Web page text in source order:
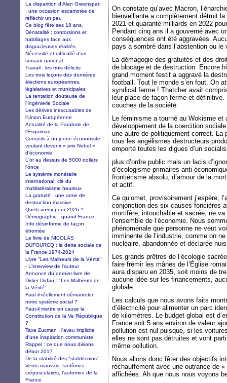
On constate qu’avec Macron,
bienveillante a complètement détruit
2021 et quarante milliards en 2022
Pendant cinq ans il a gouverné avec
conséquences ont été aggravées.
pays a sombré dans l’abstention ou
La démagogie des gratuités et des
de blocage et de destruction. Encore
grand moment festif a aggravé la
football. Tout le monde s’en fout. On
syndical ferme ! Thatcher avait
leur place de façon ferme et
couches de la société.
Le féminisme a tourné au Wokisme
développement de la coercition
une autre de politiquement correct.
tous les angélismes destructeurs
emporté toutes les digues d’un
plus d’ordre public mais un lacis
d’écologisme primaires anti
frontiérisme absolu, d’amour de la
et actif.
Ce qu’omet, provisoirement j’espère,
conjonction des six causes foncières
mortifère, intouchable et sacrée, ne
l’ensemble de l’économie. Nous
phénoménale que personne ne veut
imminente de l’industrie, comme on
nucléaire, abandonnée et déclarée
Les grands prêtres de l’écologie
faire frémir les mânes de l’Église
aura disparu en 2035, soit moins de
aucune idée sur les financements,
globale.
Les calculs que nous avons faits
d’électricité pour alimenter un parc
de kilomètres. Le budget global est
France soit 5 ans environ de valeur
pollution est nul puisque, si les
elles ne sont pas détruites et vont
même pollution.
Nous allons donc fêter des objectifs
réchauffement avec une outrance de
affichées. Ah que nous nous voyons
La disparition d’Alan Greenspan
: une occasion escamotée de
réfléchir un peu
Ce blog fête ses 18 ans.
Dénatalité : contorsions et
habillages face aux
disgracieuses réalités
Nécessité et difficulté d'un
sursaut national.
Travail : les trois déficits
Les trois leçons des dernières
élections européennes,
législatives et municipales
La tentation douteuse de
l’Ingénierie Sociale
Les dérives inexcusables de
l'Union Européenne
Actualité de la Parabole de
l'Esquimau
Conseils à un jeune économiste
voulant devenir « prix Nobel »
d’économie.
L'or au dessus de 5000 dollars
l'once
Le système monétaire
international, clé du
multilatéralisme heureux
La gratuité : une arme de
destruction massive
Quels vœux pour 2026 ?
Démographie : quand France
Info désinforme de façon
éhontée
Le livre de NICOLAS
DUFOURCQ : la dette sociale de
la France 1974-2024
Livre "Les Malheurs de la Vérité"
- L'interview de l'auteur
Annonce du dernier livre de
Didier Dufau : "Les Malheurs de
la Vérité"
Faut-il réellement démanteler
notre système social ?
Faut-il mettre en cause la
Constitution de la Ve République
?
Taxe Zucman : l'aveu implicite
d'une inspiration communiste
Rappel : ce que nous disions
début 2017
De la stabilité des "stablecoins"
Vents mauvais, fantômes
crépusculaires, l’automne de la
France